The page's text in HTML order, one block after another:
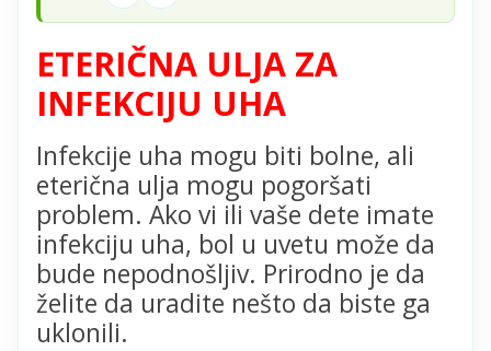
ETERIČNA ULJA ZA
INFEKCIJU UHA
Infekcije uha mogu biti bolne, ali
eterična ulja mogu pogoršati
problem. Ako vi ili vaše dete imate
infekciju uha, bol u uvetu može da
bude nepodnošljiv. Prirodno je da
želite da uradite nešto da biste ga
uklonili.